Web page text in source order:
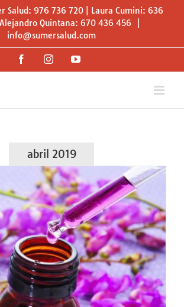
Salud: 976 736 720 | Laura Cumini: 636
Quintana: 670 436 456
info@sumersalud.com
FacebookInstagramYouTube
abril 2019